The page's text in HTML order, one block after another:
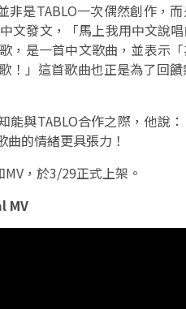
非是TABLO一次偶然創作，
文發文，「馬上我用中文說
，是一首中文歌曲，並表示
！」這首歌曲也正是為了回饋
與TABLO合作之際，他說：
的情緒更具張力！
，於3/29正式上架。
MV